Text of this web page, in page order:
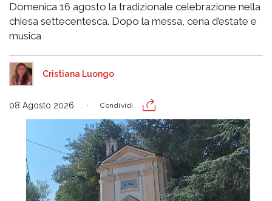
Domenica 16 agosto la tradizionale celebrazione nella
chiesa settecentesca. Dopo la messa, cena d’estate e
musica
Cristiana Luongo
08 Agosto 2026 Condividi